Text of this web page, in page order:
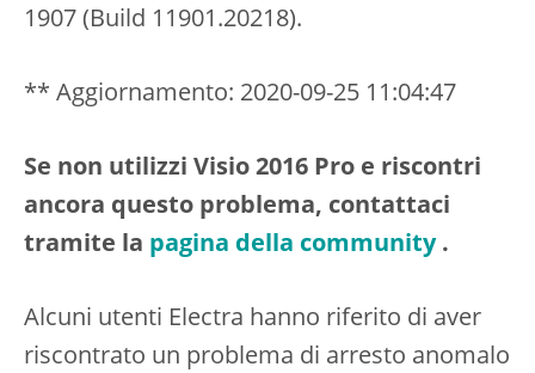
1907 (Build 11901.20218).
** Aggiornamento: 2020-09-25 11:04:47
Se non utilizzi Visio 2016 Pro e riscontri
ancora questo problema, contattaci
tramite la pagina della community.
Alcuni utenti Electra hanno riferito di aver
riscontrato un problema di arresto anomalo